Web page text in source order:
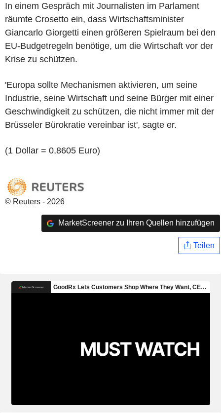
In einem Gespräch mit Journalisten im Parlament
räumte Crosetto ein, dass Wirtschaftsminister
Giancarlo Giorgetti einen größeren Spielraum bei den
EU-Budgetregeln benötige, um die Wirtschaft vor der
Krise zu schützen.
'Europa sollte Mechanismen aktivieren, um seine
Industrie, seine Wirtschaft und seine Bürger mit einer
Geschwindigkeit zu schützen, die nicht immer mit der
Brüsseler Bürokratie vereinbar ist', sagte er.
(1 Dollar = 0,8605 Euro)
© Reuters - 2026
MarketScreener zu Ihren Quellen hinzufügen
Teilen